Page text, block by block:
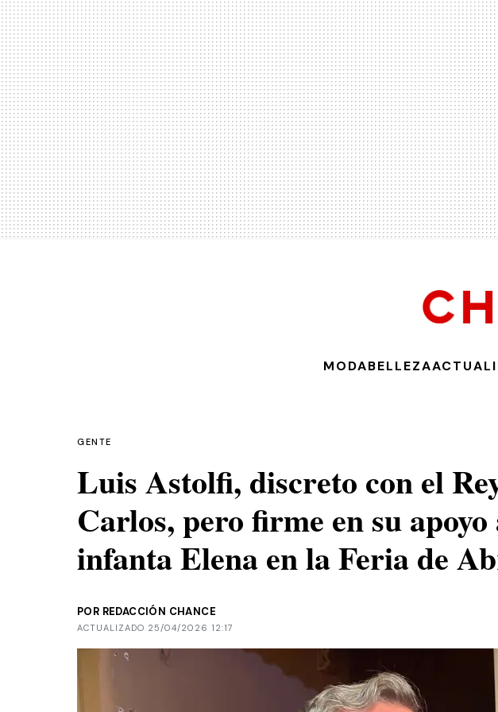
MODABELLEZA
GENTE
Luis Astolfi, discreto con el
Carlos, pero firme en su apoyo
infanta Elena en la Feria de
POR REDACCIÓN CHANCE
ACTUALIZADO 25/04/2026 12:17